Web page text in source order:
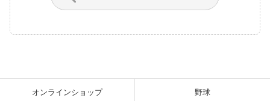
オンラインショップ 野球